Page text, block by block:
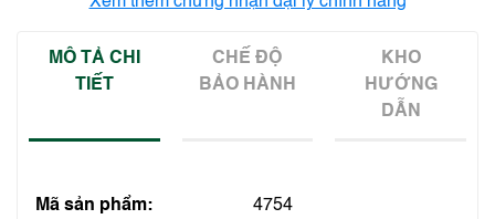
MÔ TẢ CHI
TIẾT
CHẾ ĐỘ
BẢO HÀNH
KHO
HƯỚNG
DẪN
Mã sản phẩm: 4754